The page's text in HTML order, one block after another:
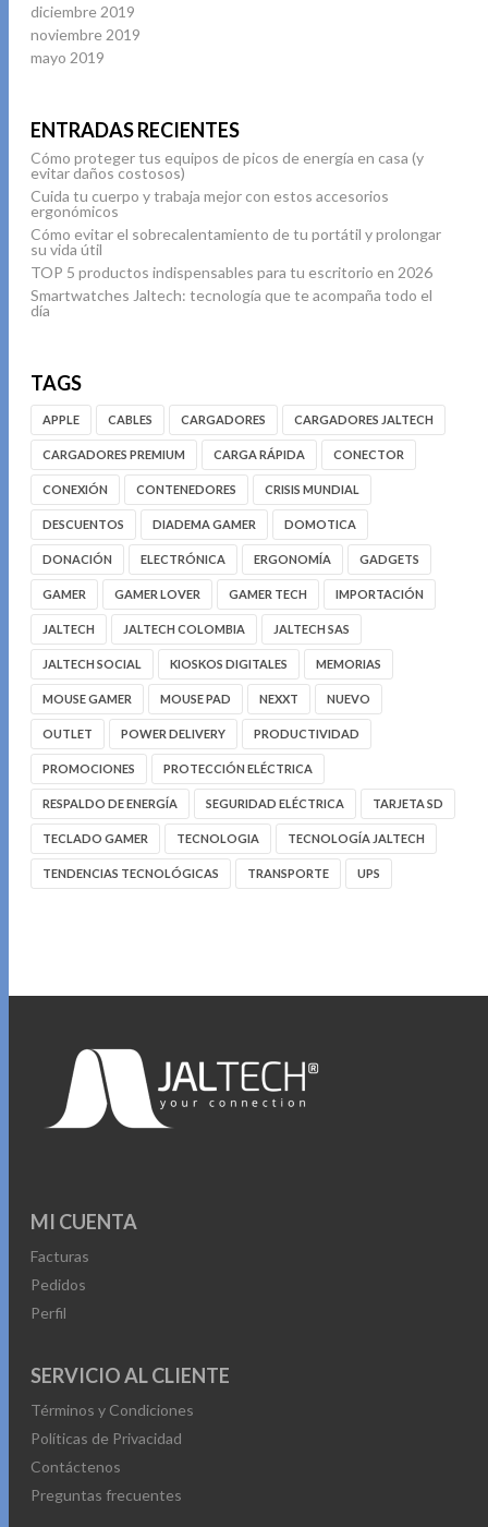
diciembre 2019
noviembre 2019
mayo 2019
ENTRADAS RECIENTES
Cómo proteger tus equipos de picos de energía en casa (y
evitar daños costosos)
Cuida tu cuerpo y trabaja mejor con estos accesorios
ergonómicos
Cómo evitar el sobrecalentamiento de tu portátil y prolongar
su vida útil
TOP 5 productos indispensables para tu escritorio en 2026
Smartwatches Jaltech: tecnología que te acompaña todo el
día
TAGS
APPLE CABLES CARGADORES CARGADORES JALTECH
CARGADORES PREMIUM CARGA RÁPIDA CONECTOR
CONEXIÓN CONTENEDORES CRISIS MUNDIAL
DESCUENTOS DIADEMA GAMER DOMOTICA
DONACIÓN ELECTRÓNICA ERGONOMÍA GADGETS
GAMER GAMER LOVER GAMER TECH IMPORTACIÓN
JALTECH JALTECH COLOMBIA JALTECH SAS
JALTECH SOCIAL KIOSKOS DIGITALES MEMORIAS
MOUSE GAMER MOUSE PAD NEXXT NUEVO
OUTLET POWER DELIVERY PRODUCTIVIDAD
PROMOCIONES PROTECCIÓN ELÉCTRICA
RESPALDO DE ENERGÍA SEGURIDAD ELÉCTRICA TARJETA SD
TECLADO GAMER TECNOLOGIA TECNOLOGÍA JALTECH
TENDENCIAS TECNOLÓGICAS TRANSPORTE UPS
MI CUENTA
Facturas
Pedidos
Perfil
SERVICIO AL CLIENTE
Términos y Condiciones
Políticas de Privacidad
Contáctenos
Preguntas frecuentes